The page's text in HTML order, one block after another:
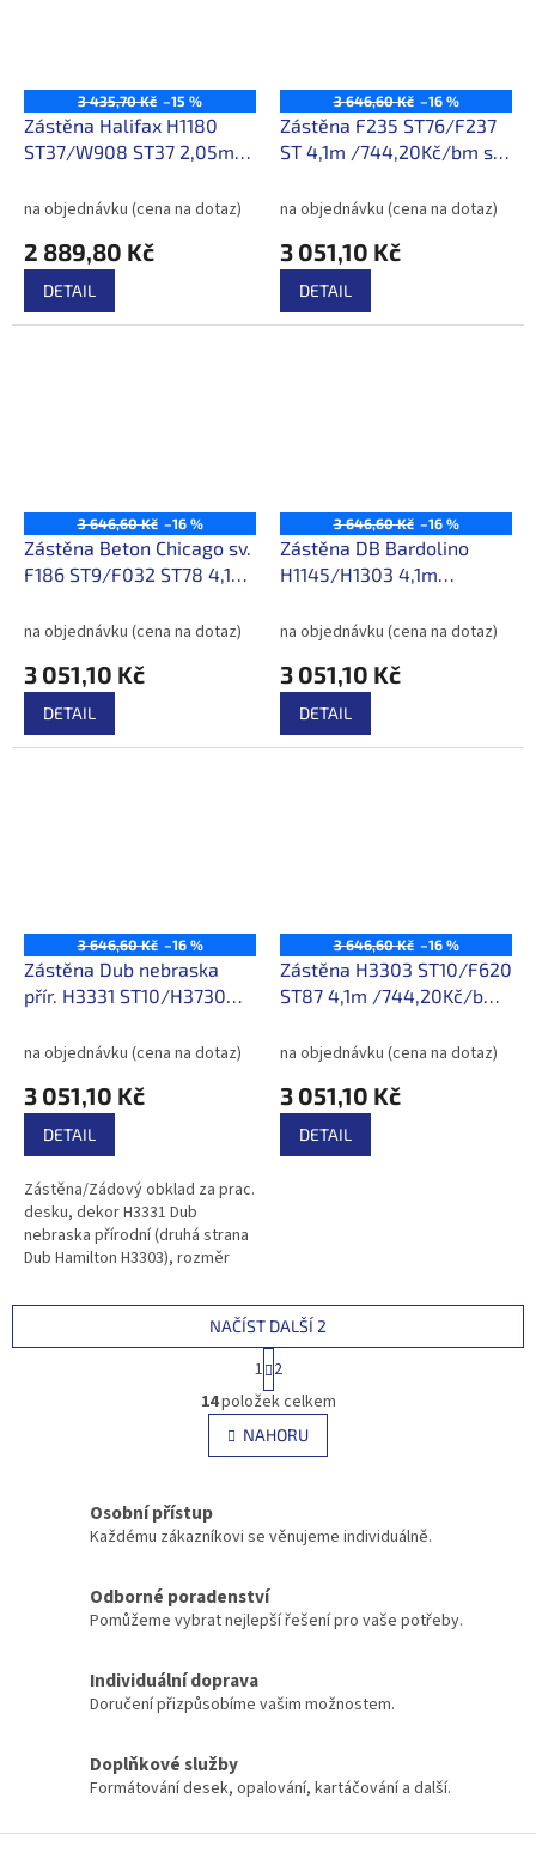
3 435,70 Kč –15 %
Zástěna Halifax H1180
ST37/W908 ST37 2,05m
na objednávku (cena na dotaz)
2 889,80 Kč
DETAIL
3 646,60 Kč –16 %
Zástěna F235 ST76/F237
ST 4,1m /744,20Kč/bm s
na objednávku (cena na dotaz)
3 051,10 Kč
DETAIL
3 646,60 Kč –16 %
Zástěna Beton Chicago sv.
F186 ST9/F032 ST78 4,1m
na objednávku (cena na dotaz)
3 051,10 Kč
DETAIL
3 646,60 Kč –16 %
Zástěna DB Bardolino
H1145/H1303 4,1m
na objednávku (cena na dotaz)
3 051,10 Kč
DETAIL
3 646,60 Kč –16 %
Zástěna Dub nebraska
přír. H3331 ST10/H3730
DPH
na objednávku (cena na dotaz)
3 051,10 Kč
DETAIL
Zástěna/Zádový obklad za prac.
desku, dekor H3331 Dub
nebraska přírodní (druhá strana
Dub Hamilton H3303), rozměr
3 646,60 Kč –16 %
Zástěna H3303 ST10/F620
ST87 4,1m /744,20Kč/bm
na objednávku (cena na dotaz)
3 051,10 Kč
DETAIL
O
v
l
á
c
r
v
ý
s
u
NAČÍST DALŠÍ 2
t
r
á
n
k
n
1 2
14položek celkem
NAHORU
Osobní přístup
Každému zákazníkovi se věnujeme individuálně.
Odborné poradenství
Pomůžeme vybrat nejlepší řešení pro vaše potřeby.
Individuální doprava
Doručení přizpůsobíme vašim možnostem.
Doplňkové služby
Formátování desek, opalování, kartáčování a další.